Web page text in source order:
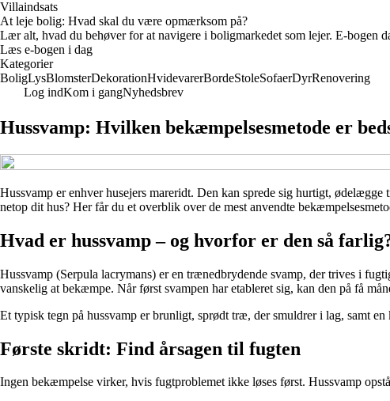
Villaindsats
At leje bolig: Hvad skal du være opmærksom på?
Lær alt, hvad du behøver for at navigere i boligmarkedet som lejer. E-bogen
Læs e-bogen i dag
Kategorier
BoligLysBlomsterDekorationHvidevarerBordeStoleSofaerDyrRenovering
Log indKom i gangNyhedsbrev
Hussvamp: Hvilken bekæmpelsesmetode er
Hussvamp er enhver husejers mareridt. Den kan sprede sig hurtigt,
netop dit hus? Her får du et overblik over de mest anvendte
Hvad er hussvamp – og hvorfor er den så
Hussvamp (Serpula lacrymans) er en trænedbrydende svamp, der trives i
vanskelig at bekæmpe. Når først svampen har etableret sig, kan den på få
Et typisk tegn på hussvamp er brunligt, sprødt træ, der smuldrer i lag, samt
Første skridt: Find årsagen til fugten
Ingen bekæmpelse virker, hvis fugtproblemet ikke løses først. Hussvamp